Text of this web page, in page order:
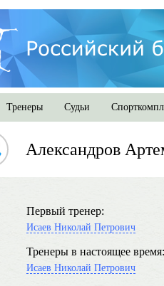
Тренеры Судьи
Александров
Первый тренер:
Исаев Николай Петрович
Тренеры в настоящее время:
Исаев Николай Петрович